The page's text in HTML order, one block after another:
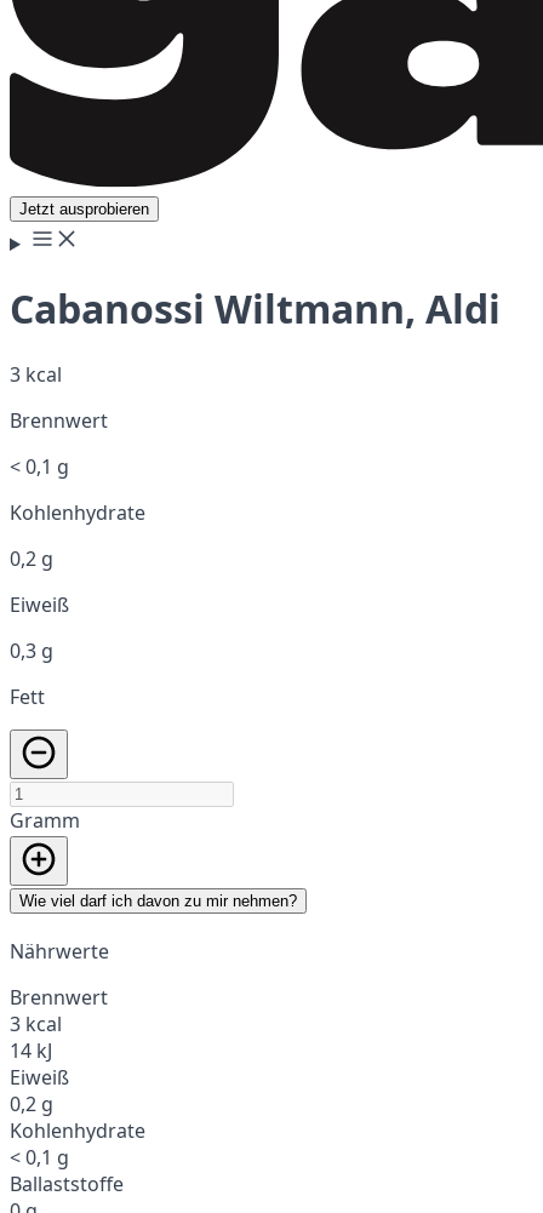
Jetzt ausprobieren
Cabanossi Wiltmann, Aldi
3 kcal
Brennwert
< 0,1 g
Kohlenhydrate
0,2 g
Eiweiß
0,3 g
Fett
Gramm
Wie viel darf ich davon zu mir nehmen?
Nährwerte
Brennwert
3 kcal
14 kJ
Eiweiß
0,2 g
Kohlenhydrate
< 0,1 g
Ballaststoffe